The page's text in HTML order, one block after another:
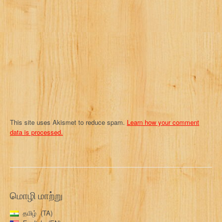
n
This site uses Akismet to reduce spam. Learn how your comment
data is processed.
மொழி மாற்று
தமிழ்
TA